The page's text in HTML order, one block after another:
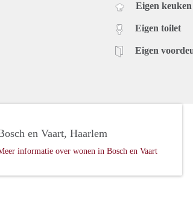
Eigen keuken
Eigen toilet
Eigen
en Vaart, Haarlem
informatie over wonen in Bosch en Vaart